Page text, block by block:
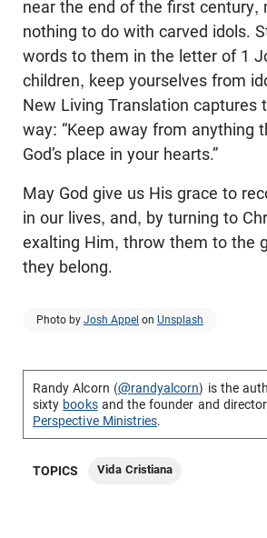
near the end of the first century,
nothing to do with carved idols.
words to them in the letter of 1
children, keep yourselves from
New Living Translation captures
way: “Keep away from anything
God’s place in your hearts.”
May God give us His grace to
in our lives, and, by turning to
exalting Him, throw them to the
they belong.
Photo by Josh Appel on Unsplash
Randy Alcorn (@randyalcorn) is the
sixty booksand the founder and
Perspective Ministries.
TOPICS Vida Cristiana